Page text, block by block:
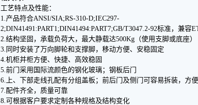
工艺特点及性能：
1.产品符合ANSI/SIA;RS-310-D;IEC297-
2;DIN41491:PART1;DIN41494:PART7;GB/T3047.2-92标准，兼容
2.结构坚固，承载负荷大，最大静载达500Kg（使用支脚或底座）
3.同时安装了万向脚轮和支撑脚，移动方便、安稳固定
4.机柜并柜方便、快捷、高效稳固
5.前门采用国际流颜色的钢化玻璃；钢板后门
6.上、下部走线孔配有分组盖板；前后门及侧门可容易拆装，方
7.配件齐全，质量可靠
8.可根据客户要求定制各种规格及结构变化